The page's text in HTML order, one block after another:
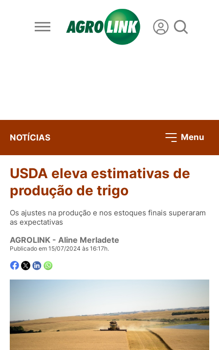
NOTÍCIAS Menu
USDA eleva estimativas de
produção de trigo
Os ajustes na produção e nos estoques finais superaram
as expectativas
AGROLINK - Aline Merladete
Publicado em 15/07/2024 às 16:17h.